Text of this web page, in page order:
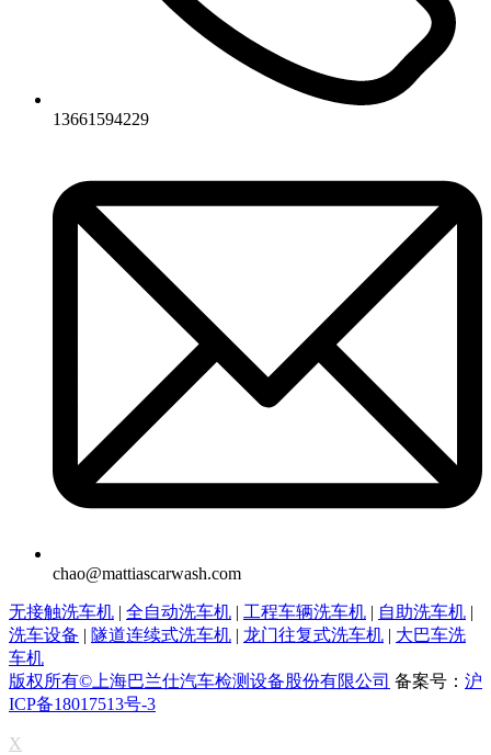
13661594229
chao@mattiascarwash.com
无接触洗车机 | 全自动洗车机 | 工程车辆洗车机 | 自助洗车机 |
洗车设备 | 隧道连续式洗车机 | 龙门往复式洗车机 | 大巴车洗
车机
版权所有©上海巴兰仕汽车检测设备股份有限公司 备案号： 沪
ICP备18017513号-3
X